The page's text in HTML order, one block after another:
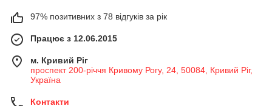
97% позитивних з 78 відгуків за рік
Працює з 12.06.2015
м. Кривий Ріг
проспект 200-річчя Кривому Рогу, 24, 50084, Кривий Ріг,
Україна
Контакти